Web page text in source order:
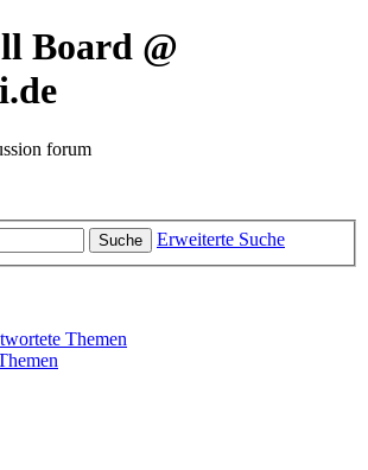
Board @
forum
Suche Erweiterte Suche
Themen